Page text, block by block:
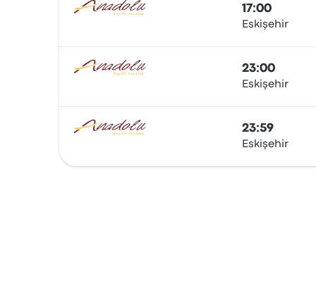
17:00
Eskişehir
23:00
Eskişehir
23:59
Eskişehir